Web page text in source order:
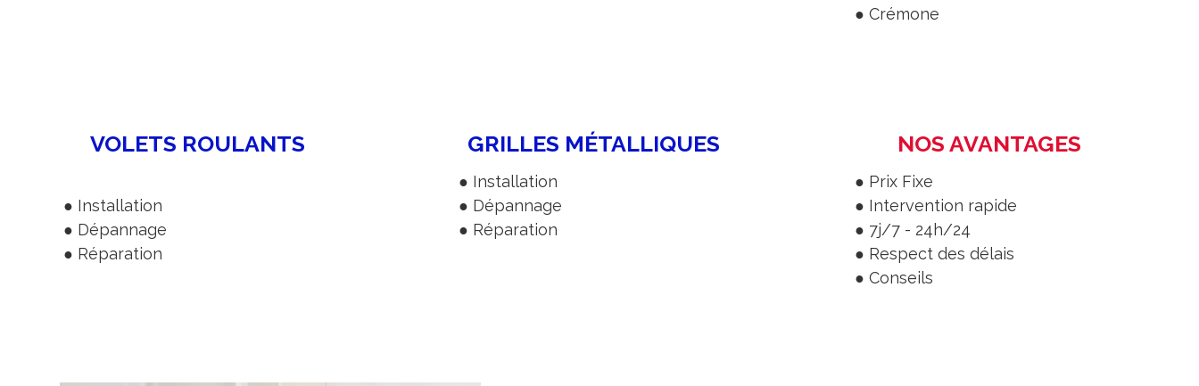
● Crémone
VOLETS ROULANTS
● Installation
● Dépannage
● Réparation
GRILLES MÉTALLIQUES
● Installation
● Dépannage
● Réparation
NOS AVANTAGES
● Prix Fixe
● Intervention rapide
● 7j/7 - 24h/24
● Respect des délais
● Conseils